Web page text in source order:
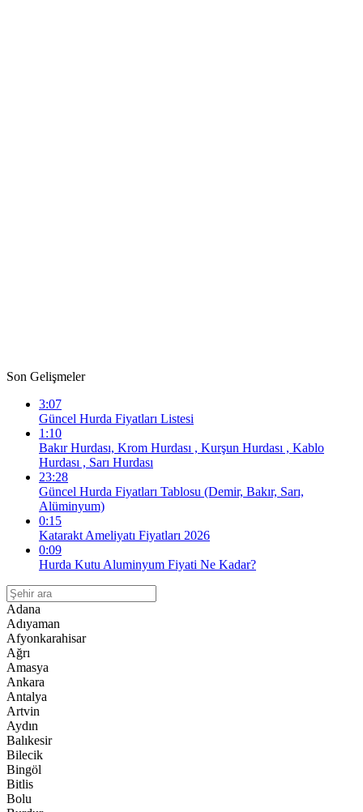
Son Gelişmeler
3:07
Güncel Hurda Fiyatları Listesi
1:10
Bakır Hurdası, Krom Hurdası , Kurşun Hurdası , Kablo
Hurdası , Sarı Hurdası
23:28
Güncel Hurda Fiyatları Tablosu (Demir, Bakır, Sarı,
Alüminyum)
0:15
Katarakt Ameliyatı Fiyatları 2026
0:09
Hurda Kutu Aluminyum Fiyati Ne Kadar?
Adana
Adıyaman
Afyonkarahisar
Ağrı
Amasya
Ankara
Antalya
Artvin
Aydın
Balıkesir
Bilecik
Bingöl
Bitlis
Bolu